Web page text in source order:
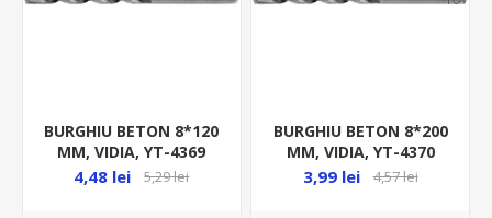
BURGHIU BETON 8*120
MM, VIDIA, YT-4369
4,48 lei 5,29 lei
BURGHIU BETON 8*200
MM, VIDIA, YT-4370
3,99 lei 4,57 lei